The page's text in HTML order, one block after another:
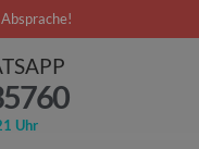
Uhr